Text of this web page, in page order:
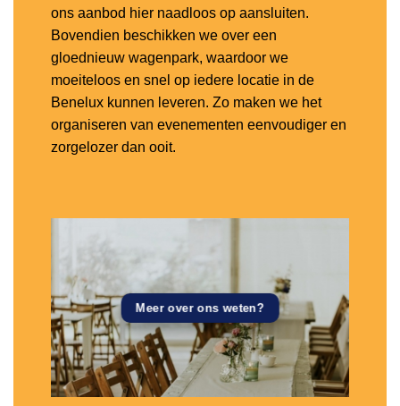
ons aanbod hier naadloos op aansluiten.
Bovendien beschikken we over een
gloednieuw wagenpark, waardoor we
moeiteloos en snel op iedere locatie in de
Benelux kunnen leveren. Zo maken we het
organiseren van evenementen eenvoudiger en
zorgelozer dan ooit.
Meer over ons weten?